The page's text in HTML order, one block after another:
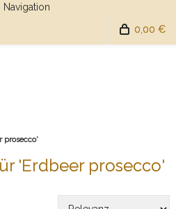
Navigation
0,00 €
prosecco'
'Erdbeer prosecco'